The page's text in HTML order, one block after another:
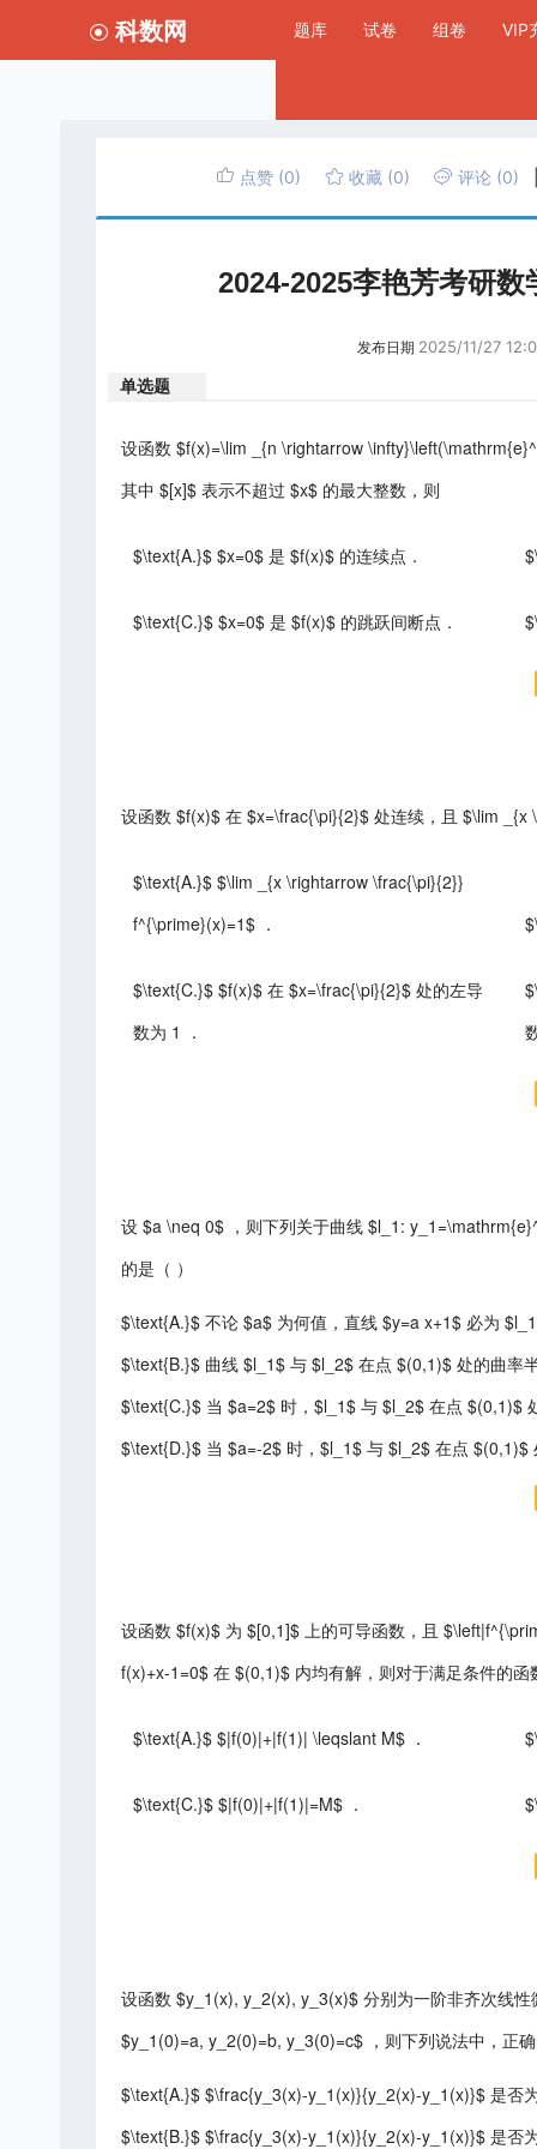
科数网 题库 试卷 组卷 VIP
点赞 (0) 收藏 (0) 评论 (0)
2024-2025李艳芳考研
发布日期 2025/11/27
单选题
设函数 $f(x)=\lim _{n \rightarrow
其中 $[x]$ 表示不超过 $x$ 的最大整数，则
$\text{A.}$ $x=0$ 是 $f(x)$ 的连续点．
$\text{C.}$ $x=0$ 是 $f(x)$ 的跳跃间断点．
设函数 $f(x)$ 在 $x=\frac{\pi}{2}$ 处连续，且 $\lim
$\text{A.}$ $\lim _{x \rightarrow \frac{\pi}{2}}
f^{\prime}(x)=1$ ．
$\text{C.}$ $f(x)$ 在 $x=\frac{\pi}{2}$ 处的左导
数为 1 ．
设 $a \neq 0$ ，则下列关于曲线 $l_1:
的是（ ）
$\text{A.}$ 不论 $a$ 为何值，直线 $y=a x+1$ 必为
$\text{B.}$ 曲线 $l_1$ 与 $l_2$ 在点 $(0,1)$ 处的曲率
$\text{C.}$ 当 $a=2$ 时，$l_1$ 与 $l_2$ 在点 $(0,1)$
$\text{D.}$ 当 $a=-2$ 时，$l_1$ 与 $l_2$ 在点 $(0,1)$
设函数 $f(x)$ 为 $[0,1]$ 上的可导函数，且
f(x)+x-1=0$ 在 $(0,1)$ 内均有解，则对于满足条件的
$\text{A.}$ $|f(0)|+|f(1)| \leqslant M$ ．
$\text{C.}$ $|f(0)|+|f(1)|=M$ ．
设函数 $y_1(x), y_2(x), y_3(x)$ 分别为一阶非齐次线
$y_1(0)=a, y_2(0)=b, y_3(0)=c$ ，则下列说法中，正
$\text{A.}$ $\frac{y_3(x)-y_1(x)}{y_2(x)-y_1(x)}$ 是否
$\text{B.}$ $\frac{y_3(x)-y_1(x)}{y_2(x)-y_1(x)}$ 是否